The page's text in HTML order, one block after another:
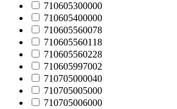
710605300000
710605400000
710605560078
710605560118
710605560228
710605997002
710705000040
710705005000
710705006000